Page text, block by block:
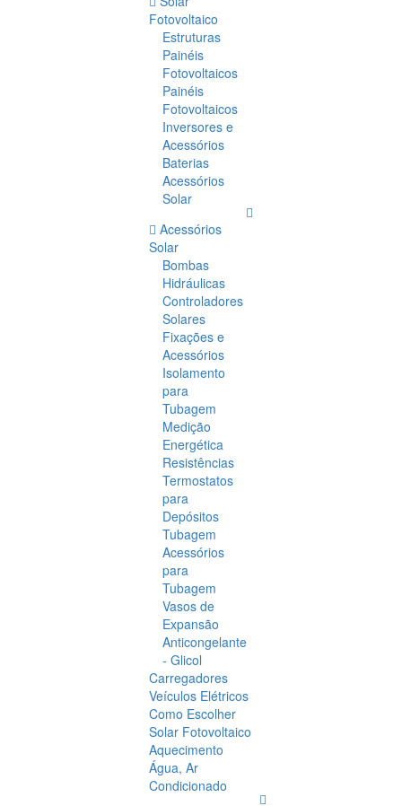
Fotovoltaico
Estruturas
Painéis
Fotovoltaicos
Painéis
Fotovoltaicos
Inversores e
Acessórios
Baterias
Acessórios
Solar
Acessórios
Solar
Bombas
Hidráulicas
Controladores
Solares
Fixações e
Acessórios
Isolamento
para
Tubagem
Medição
Energética
Resistências
Termostatos
para
Depósitos
Tubagem
Acessórios
para
Tubagem
Vasos de
Expansão
Anticongelante
- Glicol
Carregadores
Veículos Elétricos
Como Escolher
Solar Fotovoltaico
Aquecimento
Água, Ar
Condicionado